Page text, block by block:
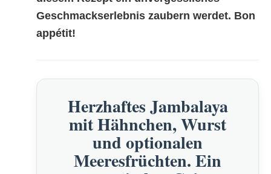
Geschmackserlebnis zaubern werdet. Bon
appétit!
Herzhaftes Jambalaya
mit Hähnchen, Wurst
und optionalen
Meeresfrüchten. Ein